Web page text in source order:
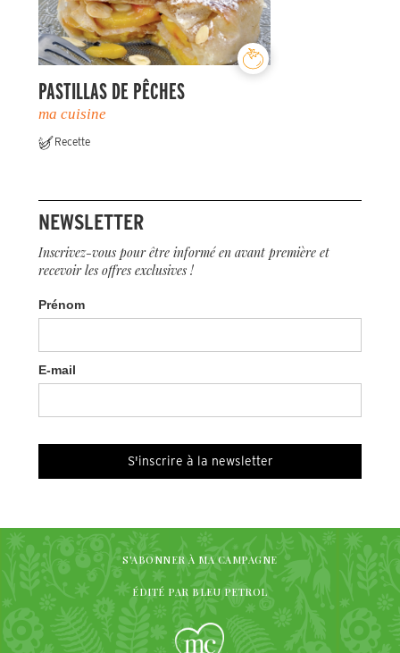
PASTILLAS DE PÊCHES
ma cuisine
Recette
NEWSLETTER
Inscrivez-vous pour être informé en avant première et
recevoir les offres exclusives !
Prénom
E-mail
S'ABONNER À MA CAMPAGNE
ÉDITÉ PAR BLEU PETROL